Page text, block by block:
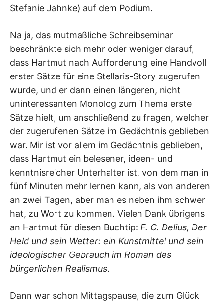
Stefanie Jahnke) auf dem Podium.
Na ja, das mutmaßliche Schreibseminar
beschränkte sich mehr oder weniger darauf,
dass Hartmut nach Aufforderung eine Handvoll
erster Sätze für eine Stellaris-Story zugerufen
wurde, und er dann einen längeren, nicht
uninteressanten Monolog zum Thema erste
Sätze hielt, um anschließend zu fragen, welcher
der zugerufenen Sätze im Gedächtnis geblieben
war. Mir ist vor allem im Gedächtnis geblieben,
dass Hartmut ein belesener, ideen- und
kenntnisreicher Unterhalter ist, von dem man in
fünf Minuten mehr lernen kann, als von anderen
an zwei Tagen, aber man es neben ihm schwer
hat, zu Wort zu kommen. Vielen Dank übrigens
an Hartmut für diesen Buchtip: F. C. Delius, Der
Held und sein Wetter: ein Kunstmittel und sein
ideologischer Gebrauch im Roman des
bürgerlichen Realismus.
Dann war schon Mittagspause, die zum Glück